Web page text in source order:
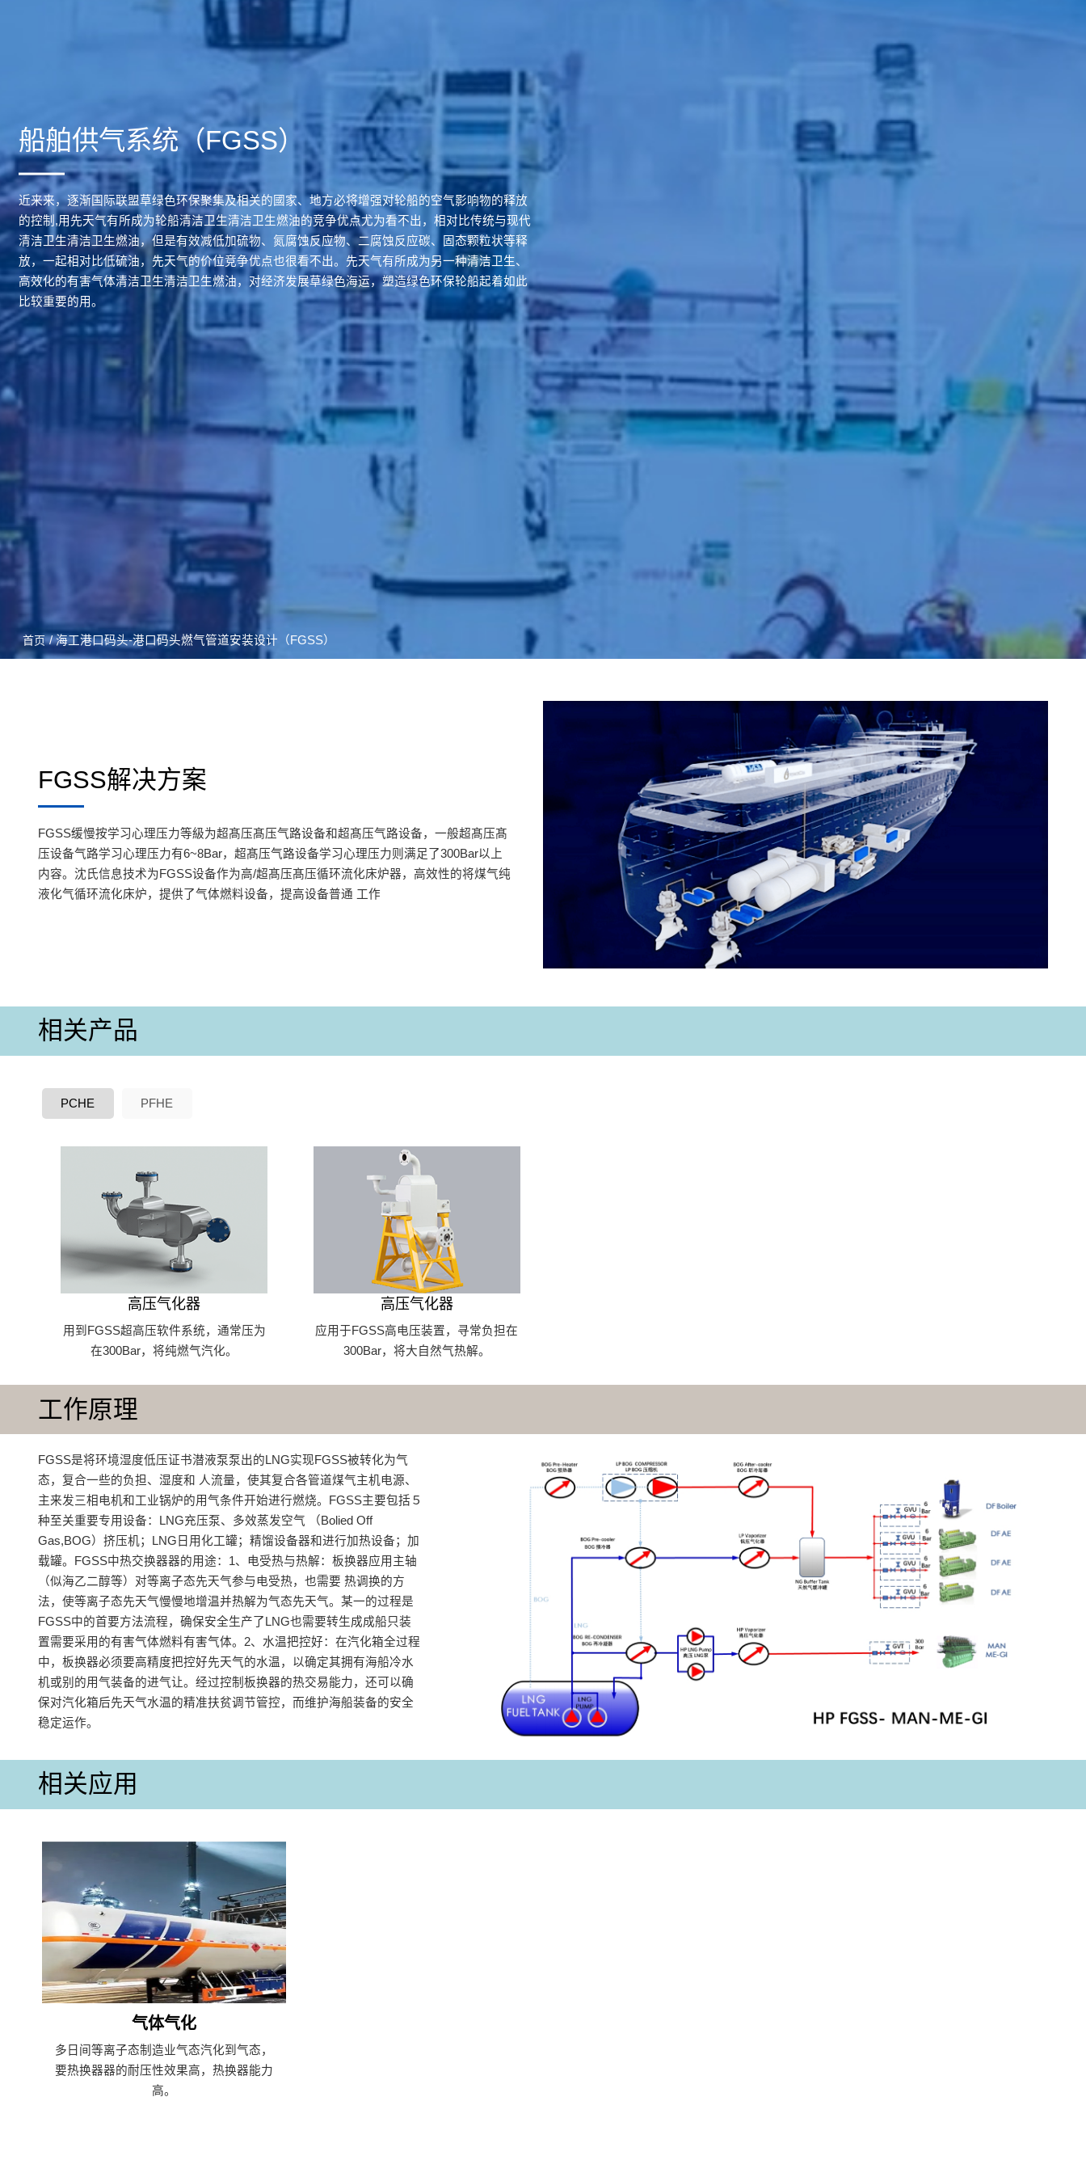
船舶供气系统（FGSS）
近来来，逐渐国际联盟草绿色环保聚集及相关的國家、地方必将增强对轮船的空气影响物的释放
的控制,用先天气有所成为轮船清洁卫生清洁卫生燃油的竞争优点尤为看不出，相对比传统与现代
清洁卫生清洁卫生燃油，但是有效减低加硫物、氮腐蚀反应物、二腐蚀反应碳、固态颗粒状等释
放，一起相对比低硫油，先天气的价位竞争优点也很看不出。先天气有所成为另一种清洁卫生、
高效化的有害气体清洁卫生清洁卫生燃油，对经济发展草绿色海运，塑造绿色环保轮船起着如此
比较重要的用。
首页 / 海工港口码头-港口码头燃气管道安装设计（FGSS）
FGSS解决方案
FGSS缓慢按学习心理压力等級为超髙压髙压气路设备和超髙压气路设备，一般超髙压髙
压设备气路学习心理压力有6~8Bar，超髙压气路设备学习心理压力则满足了300Bar以上
内容。沈氏信息技术为FGSS设备作为高/超髙压髙压循环流化床炉器，高效性的将煤气纯
液化气循环流化床炉，提供了气体燃料设备，提高设备普通 工作
相关产品
PCHE PFHE
高压气化器
用到FGSS超高压软件系统，通常压为
在300Bar，将纯燃气汽化。
高压气化器
应用于FGSS高电压装置，寻常负担在
300Bar，将大自然气热解。
工作原理
FGSS是将环境湿度低压证书潜液泵泵出的LNG实现FGSS被转化为气
态，复合一些的负担、湿度和 人流量，使其复合各管道煤气主机电源、
主来发三相电机和工业锅炉的用气条件开始进行燃烧。FGSS主要包括５
种至关重要专用设备：LNG充压泵、多效蒸发空气 （Bolied Off
Gas,BOG）挤压机；LNG日用化工罐；精馏设备器和进行加热设备；加
载罐。FGSS中热交换器器的用途：1、电受热与热解‌：板换器应用主轴
（似海乙二醇等）对等离子态先天气参与电受热，也需要 热调换的方
法，使等离子态先天气慢慢地增温并热解为气态先天气。某一的过程是
FGSS中的首要方法流程，确保安全生产了LNG也需要转生成成船只装
置需要采用的有害气体燃料有害气体‌。‌2、水温把控好‌：在汽化箱全过程
中，板换器必须要高精度把控好先天气的水温，以确定其拥有海船冷水
机或别的用气装备的进气让。经过控制板换器的热交易能力，还可以确
保对汽化箱后先天气水温的精准扶贫调节管控，而维护海船装备的安全
稳定运作‌。
相关应用
气体气化
多日间等离子态制造业气态汽化到气态，
要热换器器的耐压性效果高，热换器能力
高。